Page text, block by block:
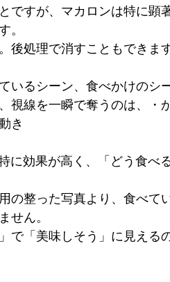
ですが、マカロンは特に顕
。
後処理で消すこともできま
るシーン、食べかけのシ
視線を一瞬で奪うのは、・
き
効果が高く、「どう食べる
の整った写真より、食べて
せん。
で「美味しそう」に見える